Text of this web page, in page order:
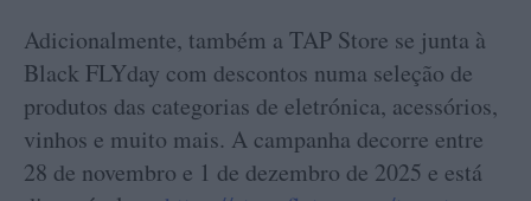
Adicionalmente, também a TAP Store se junta à
Black FLYday com descontos numa seleção de
produtos das categorias de eletrónica, acessórios,
vinhos e muito mais. A campanha decorre entre
28 de novembro e 1 de dezembro de 2025 e está